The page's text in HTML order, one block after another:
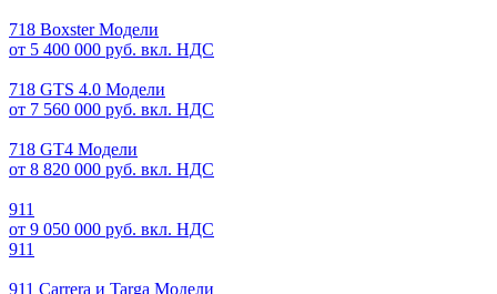
718 Boxster Модели
от 5 400 000 руб. вкл. НДС
718 GTS 4.0 Модели
от 7 560 000 руб. вкл. НДС
718 GT4 Модели
от 8 820 000 руб. вкл. НДС
911
от 9 050 000 руб. вкл. НДС
911
911 Carrera и Targa Модели